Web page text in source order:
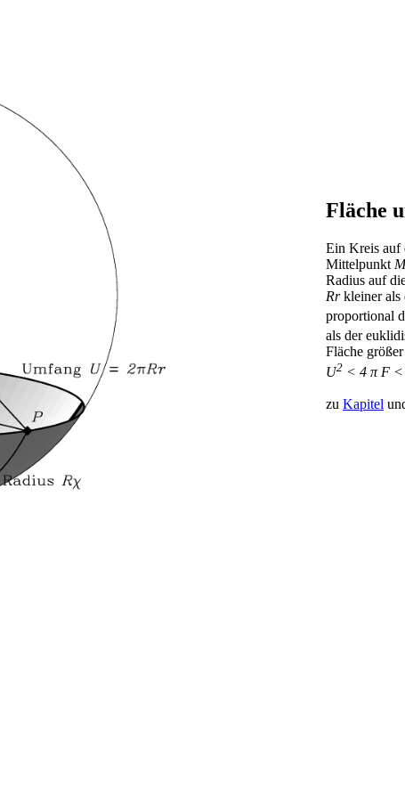
Fläche
Ein Kreis auf
Mittelpunkt M
Radius auf
Rrkleiner als
proportional
als der
Fläche
U2 < 4 π F <
zu Kapitel